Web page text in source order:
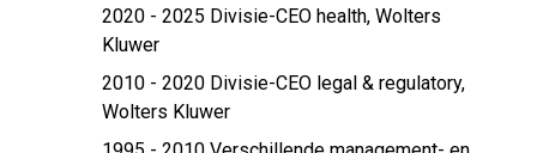
2020 - 2025 Divisie-CEO health, Wolters
Kluwer
2010 - 2020 Divisie-CEO legal & regulatory,
Wolters Kluwer